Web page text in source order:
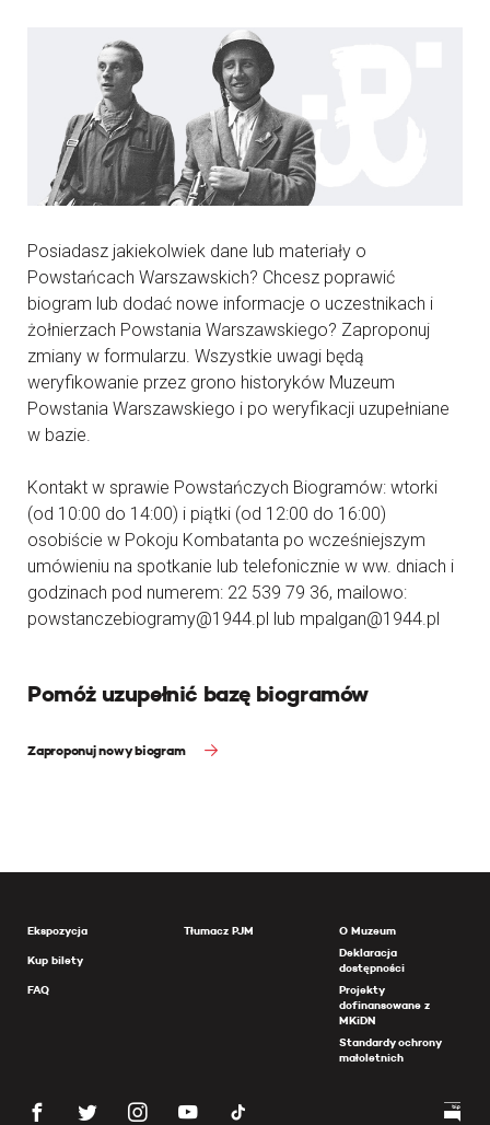
Posiadasz jakiekolwiek dane lub materiały o
Powstańcach Warszawskich? Chcesz poprawić
biogram lub dodać nowe informacje o uczestnikach i
żołnierzach Powstania Warszawskiego? Zaproponuj
zmiany w formularzu. Wszystkie uwagi będą
weryfikowanie przez grono historyków Muzeum
Powstania Warszawskiego i po weryfikacji uzupełniane
w bazie.
Kontakt w sprawie Powstańczych Biogramów: wtorki
(od 10:00 do 14:00) i piątki (od 12:00 do 16:00)
osobiście w Pokoju Kombatanta po wcześniejszym
umówieniu na spotkanie lub telefonicznie w ww. dniach i
godzinach pod numerem: 22 539 79 36, mailowo:
powstanczebiogramy@1944.pl lub mpalgan@1944.pl
Pomóż uzupełnić bazę biogramów
Zaproponuj nowy biogram
Ekspozycja
Kup bilety
FAQ
Tłumacz PJM
O Muzeum
Deklaracja
dostępności
Projekty
dofinansowane z
MKiDN
Standardy ochrony
małoletnich